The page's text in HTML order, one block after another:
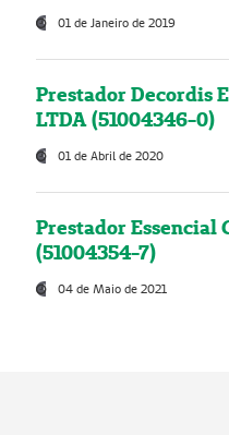
01 de Janeiro de 2019
Prestador Decordis
LTDA (51004346-0)
01 de Abril de 2020
Prestador Essencial
(51004354-7)
04 de Maio de 2021